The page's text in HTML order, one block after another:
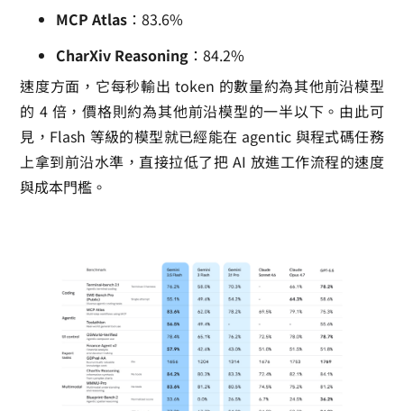
MCP Atlas ：83.6%
CharXiv Reasoning ：84.2%
速度方面，它每秒輸出 token 的數量約為其他前沿模型
的 4 倍，價格則約為其他前沿模型的一半以下。由此可
見，Flash 等級的模型就已經能在 agentic 與程式碼任務
上拿到前沿水準，直接拉低了把 AI 放進工作流程的速度
與成本門檻。